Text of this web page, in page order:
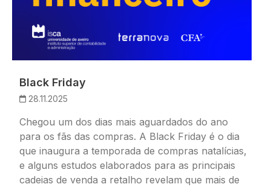
Black Friday
28.11.2025
Chegou um dos dias mais aguardados do ano
para os fãs das compras. A Black Friday é o dia
que inaugura a temporada de compras natalícias,
e alguns estudos elaborados para as principais
cadeias de venda a retalho revelam que mais de